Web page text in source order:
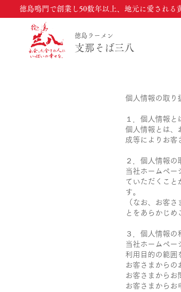
徳島鳴門で創業し50数年以上、地元に愛される
徳島ラーメン
支那そば三八
個人情報の取り
１．個人情報と
個人情報とは、
成等によりお客
２．個人情報の
当社ホームペー
ていただくこと
す。
（なお、お客
とをあらかじめ
３．個人情報の
当社ホームペー
利用目的の範囲
お客さまからの
お客さまからお
お客さまからお